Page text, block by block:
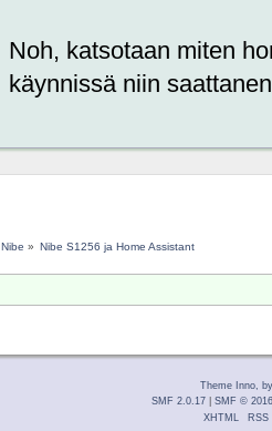
Noh, katsotaan miten
käynnissä niin
Nibe » Nibe S1256 ja Home Assistant
Theme Inno,
SMF 2.0.17
SMF © 2016
XHTML
RSS